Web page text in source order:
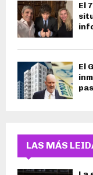
El
El
LAS MÁS